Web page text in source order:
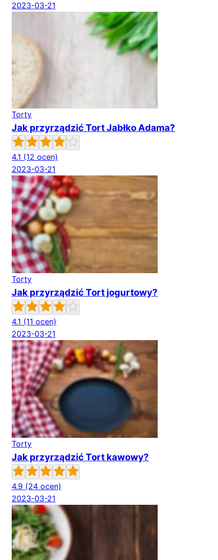
2023-03-21
Torty
Jak przyrządzić Tort Jabłko Adama?
4.1 (12 ocen)
2023-03-21
Torty
Jak przyrządzić Tort jogurtowy?
4.1 (11 ocen)
2023-03-21
Torty
Jak przyrządzić Tort kawowy?
4.9 (24 ocen)
2023-03-21